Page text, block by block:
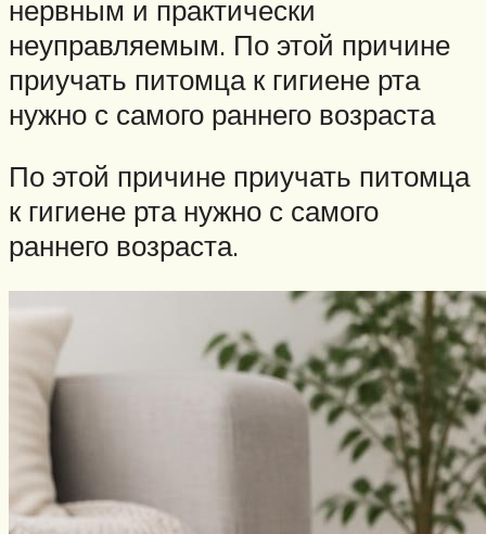
нервным и практически
неуправляемым. По этой причине
приучать питомца к гигиене рта
нужно с самого раннего возраста
По этой причине приучать питомца
к гигиене рта нужно с самого
раннего возраста.